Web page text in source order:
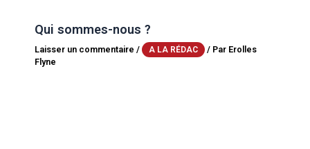
Qui sommes-nous ?
Laisser un commentaire / A LA RÉDAC / Par Erolles
Flyne